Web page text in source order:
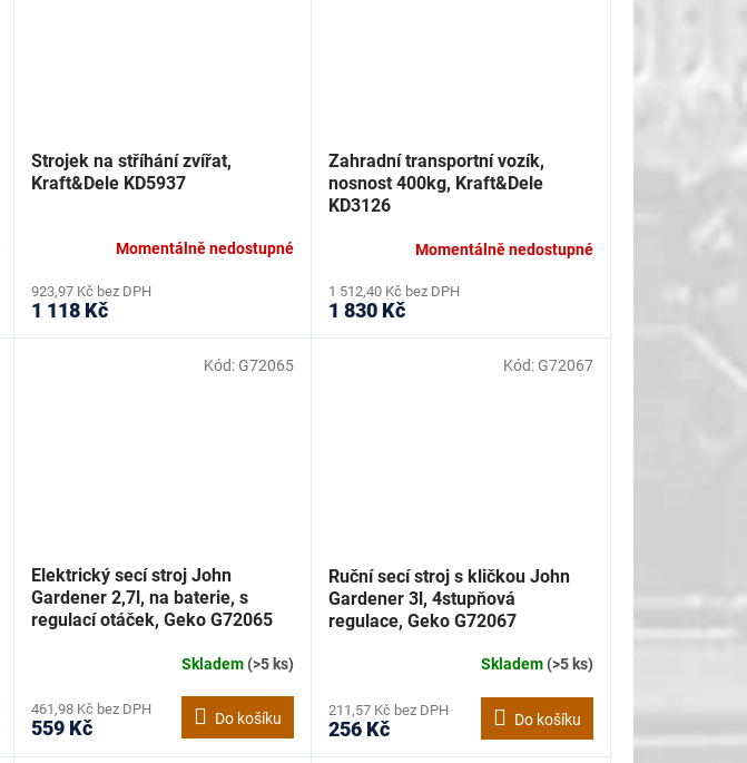
Strojek na stříhání zvířat,
Kraft&Dele KD5937
Momentálně nedostupné
923,97 Kč bez DPH
1 118 Kč
Zahradní transportní vozík,
nosnost 400kg, Kraft&Dele
KD3126
Momentálně nedostupné
1 512,40 Kč bez DPH
1 830 Kč
Elektrický secí stroj John
Gardener 2,7l, na baterie, s
regulací otáček, Geko G72065
Skladem(>5 ks)
461,98 Kč bez DPH
559 Kč Do košíku
Kód: G72065
Ruční secí stroj s kličkou John
Gardener 3l, 4stupňová
regulace, Geko G72067
Skladem(>5 ks)
211,57 Kč bez DPH
256 Kč Do košíku
Kód: G72067